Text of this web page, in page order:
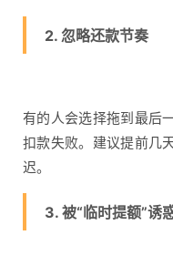
2. 忽略还款节奏
有的人会选择拖到最后
扣款失败。建议提前几
迟。
3. 被“临时提额”诱